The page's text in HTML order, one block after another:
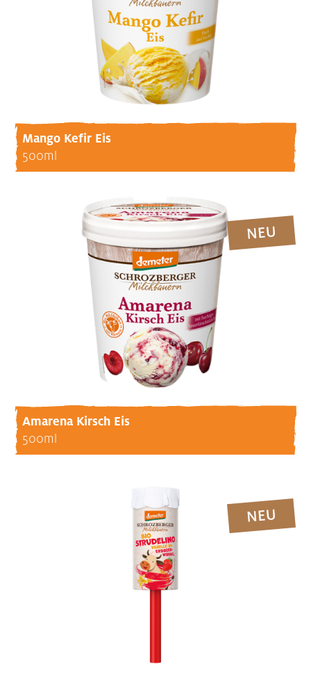
Mango Kefir Eis
500ml
Amarena Kirsch Eis
500ml